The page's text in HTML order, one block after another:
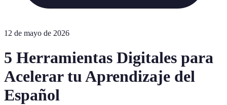
12 de mayo de 2026
5 Herramientas Digitales para
Acelerar tu Aprendizaje del
Español